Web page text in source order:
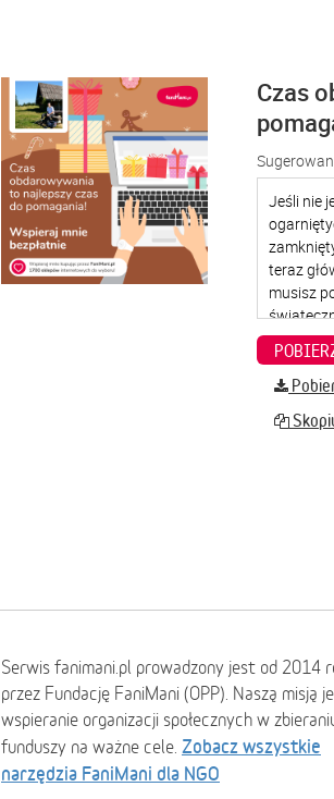
Czas
Serwis fanimani.pl prowadzony jest od 2014
przez Fundację FaniMani (OPP). Naszą misją
wspieranie organizacji społecznych w
funduszy na ważne cele. Zobacz wszystkie
narzędzia FaniMani dla NGO